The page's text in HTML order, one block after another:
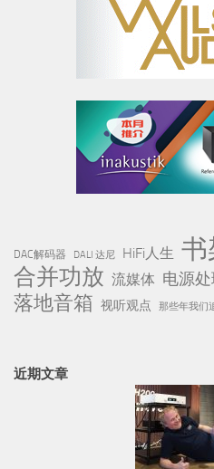
DAC解码器 DALI 达尼 HiFi人生 书
合并功放 流媒体 电源
落地音箱 视听观点 那些年我们
近期文章